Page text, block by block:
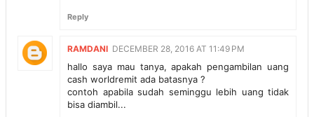
Reply
RAMDANI DECEMBER 28, 2016 AT 11:49 PM
hallo saya mau tanya, apakah pengambilan uang
cash worldremit ada batasnya ?
contoh apabila sudah seminggu lebih uang tidak
bisa diambil...